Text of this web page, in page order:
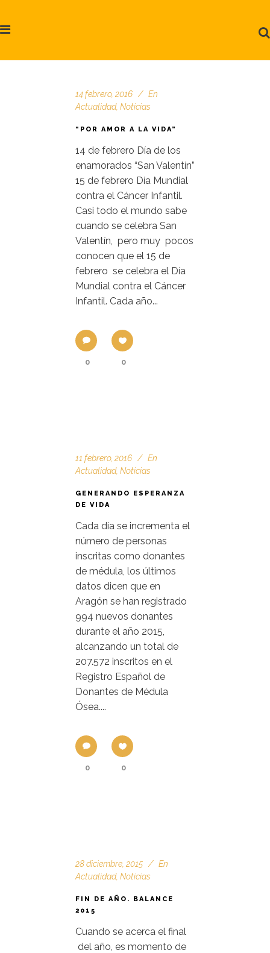
14 febrero, 2016
En
Actualidad, Noticias
“POR AMOR A LA VIDA”
14 de febrero Día de los
enamorados “San Valentín”
15 de febrero Día Mundial
contra el Cáncer Infantil.
Casi todo el mundo sabe
cuando se celebra San
Valentín, pero muy pocos
conocen que el 15 de
febrero se celebra el Día
Mundial contra el Cáncer
Infantil. Cada año...
0 0
11 febrero, 2016
En
Actualidad, Noticias
GENERANDO ESPERANZA
DE VIDA
Cada día se incrementa el
número de personas
inscritas como donantes
de médula, los últimos
datos dicen que en
Aragón se han registrado
994 nuevos donantes
durante el año 2015,
alcanzando un total de
207.572 inscritos en el
Registro Español de
Donantes de Médula
Ósea....
0 0
28 diciembre, 2015
En
Actualidad, Noticias
FIN DE AÑO. BALANCE
2015
Cuando se acerca el final
del año, es momento de